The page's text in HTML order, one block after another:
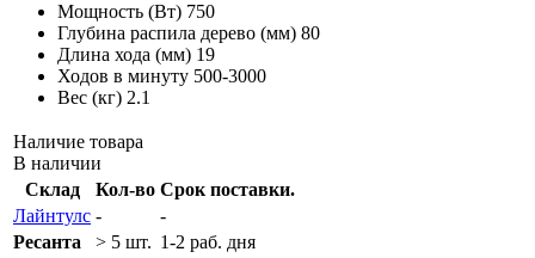
Мощность (Вт) 750
Глубина распила дерево (мм) 80
Длина хода (мм) 19
Ходов в минуту 500-3000
Вес (кг) 2.1
Наличие товара
В наличии
Склад
Кол-во Срок поставки.
Лайнтулс -
-
Ресанта
> 5 шт. 1-2 раб. дня